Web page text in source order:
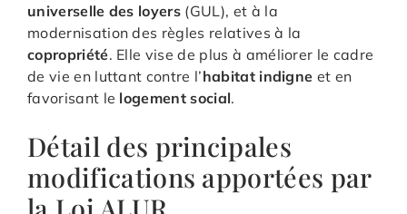
universelle des loyers (GUL), et à la
modernisation des règles relatives à la
copropriété. Elle vise de plus à améliorer le cadre
de vie en luttant contre l’habitat indigne et en
favorisant le logement social.
Détail des principales
modifications apportées par